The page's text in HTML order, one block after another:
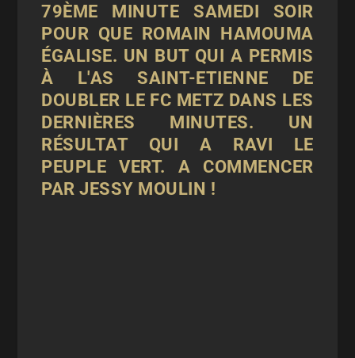
79ÈME MINUTE SAMEDI SOIR
POUR QUE ROMAIN HAMOUMA
ÉGALISE. UN BUT QUI A PERMIS
À L'AS SAINT-ETIENNE DE
DOUBLER LE FC METZ DANS LES
DERNIÈRES MINUTES. UN
RÉSULTAT QUI A RAVI LE
PEUPLE VERT. A COMMENCER
PAR JESSY MOULIN !